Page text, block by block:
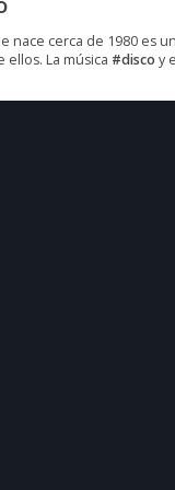
nace cerca de 1980 es
ellos. La música #disco y